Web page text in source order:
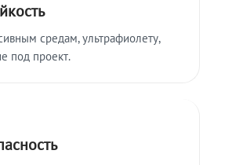
средам, ультрафиолету,
под проект.